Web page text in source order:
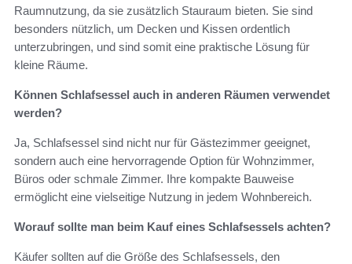
Raumnutzung, da sie zusätzlich Stauraum bieten. Sie sind
besonders nützlich, um Decken und Kissen ordentlich
unterzubringen, und sind somit eine praktische Lösung für
kleine Räume.
Können Schlafsessel auch in anderen Räumen verwendet
werden?
Ja, Schlafsessel sind nicht nur für Gästezimmer geeignet,
sondern auch eine hervorragende Option für Wohnzimmer,
Büros oder schmale Zimmer. Ihre kompakte Bauweise
ermöglicht eine vielseitige Nutzung in jedem Wohnbereich.
Worauf sollte man beim Kauf eines Schlafsessels achten?
Käufer sollten auf die Größe des Schlafsessels, den